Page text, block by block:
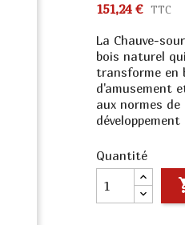
151,24 € TTC
La Chauve-
bois naturel
transforme en
d'amusement
aux normes
Quantité